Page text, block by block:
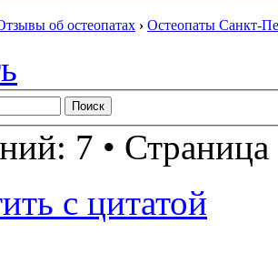
об остеопатах › Остеопаты Санкт-
7 • Страница
с цитатой